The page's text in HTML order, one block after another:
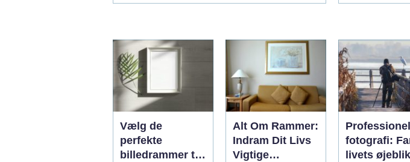
Vælg de
perfekte
billedrammer til
Alt Om Rammer:
Indram Dit Livs
Vigtige
Professionel
fotografi:
livets